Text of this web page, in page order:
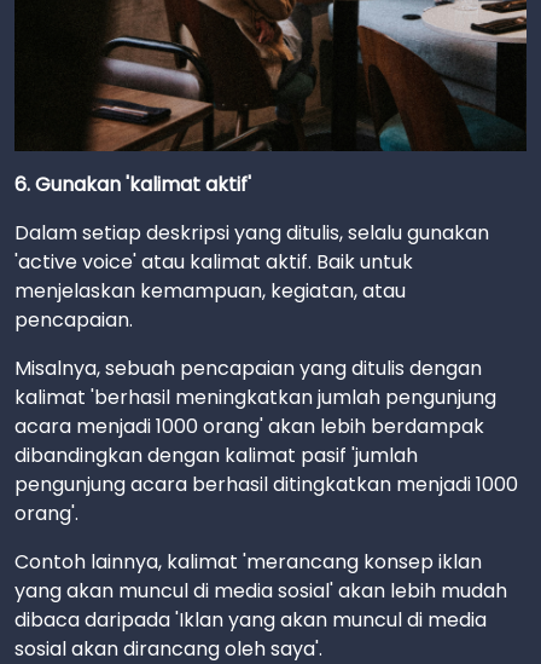
6. Gunakan 'kalimat aktif'
Dalam setiap deskripsi yang ditulis, selalu gunakan
'active voice' atau kalimat aktif. Baik untuk
menjelaskan kemampuan, kegiatan, atau
pencapaian.
Misalnya, sebuah pencapaian yang ditulis dengan
kalimat 'berhasil meningkatkan jumlah pengunjung
acara menjadi 1000 orang' akan lebih berdampak
dibandingkan dengan kalimat pasif 'jumlah
pengunjung acara berhasil ditingkatkan menjadi 1000
orang'.
Contoh lainnya, kalimat 'merancang konsep iklan
yang akan muncul di media sosial' akan lebih mudah
dibaca daripada 'Iklan yang akan muncul di media
sosial akan dirancang oleh saya'.